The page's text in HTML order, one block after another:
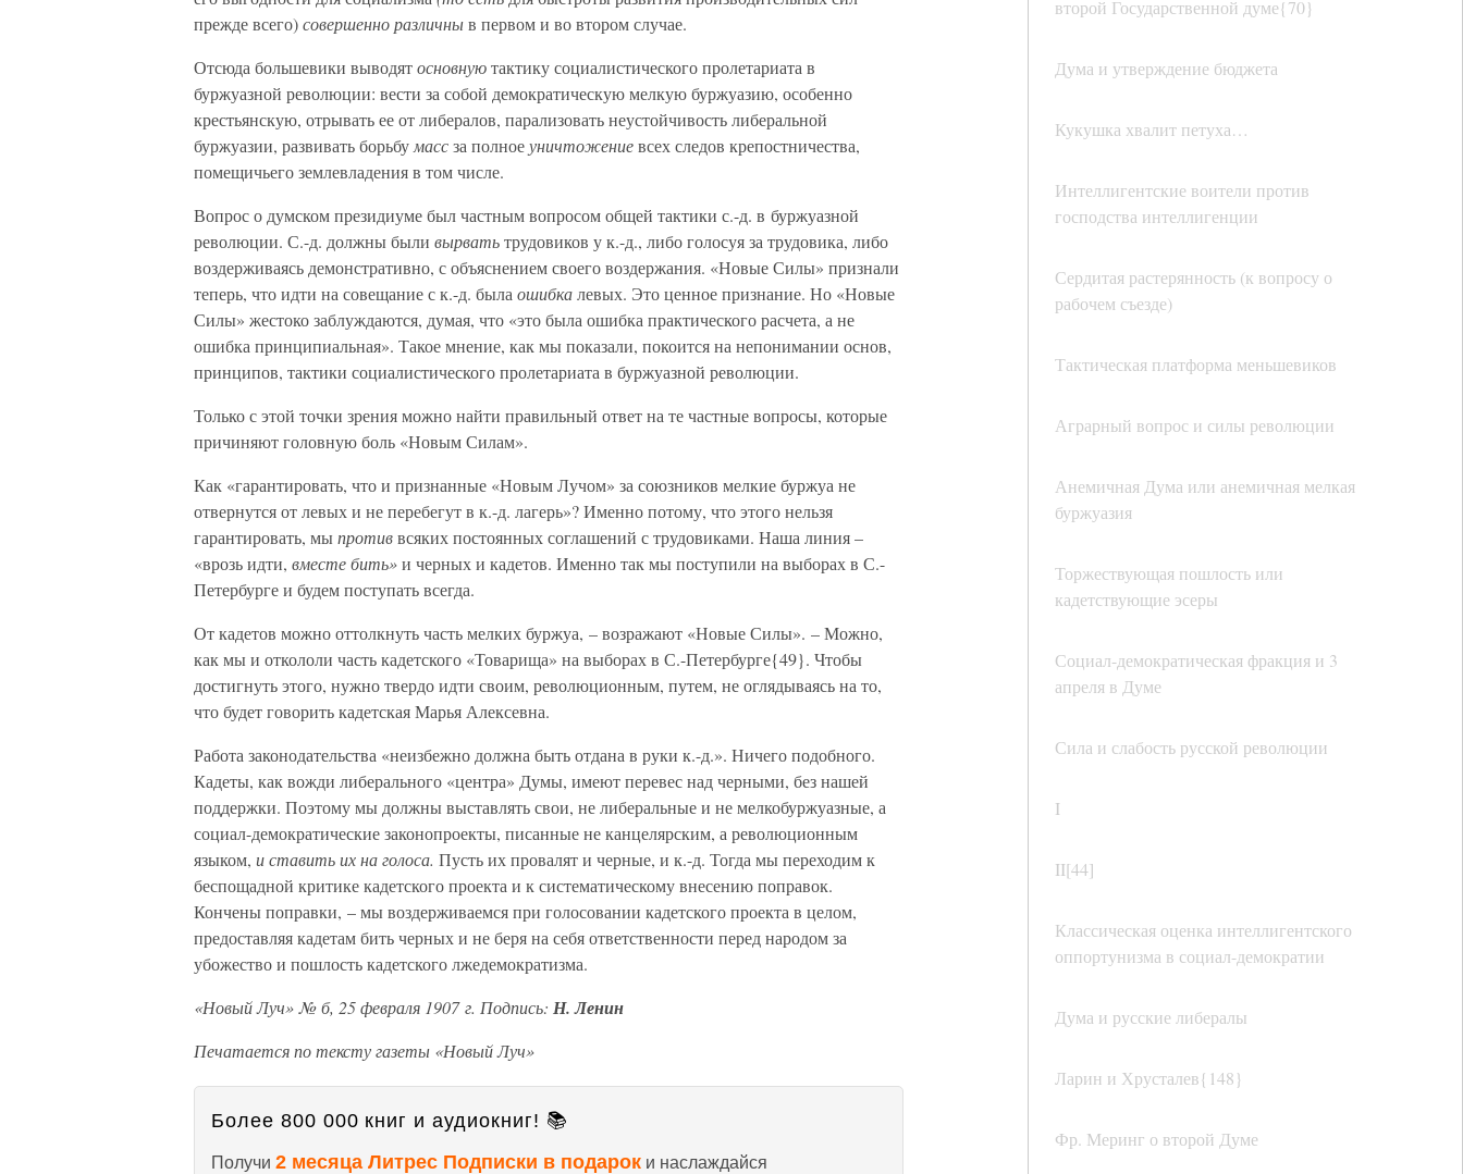
второй Государственной думе{70}
Дума и утверждение бюджета
Кукушка хвалит петуха…
Интеллигентские воители против
господства интеллигенции
Сердитая растерянность (к вопросу о
рабочем съезде)
Тактическая платформа меньшевиков
Аграрный вопрос и силы революции
Анемичная Дума или анемичная мелкая
буржуазия
Торжествующая пошлость или
кадетствующие эсеры
Социал-демократическая фракция и 3
апреля в Думе
Сила и слабость русской революции
I
II[44]
Классическая оценка интеллигентского
оппортунизма в социал-демократии
Дума и русские либералы
Ларин и Хрусталев{148}
Фр. Меринг о второй Думе
прежде всего)совершенно различныв первом и во втором случае.
Отсюда большевики выводятосновнуютактику социалистического пролетариата в
буржуазной революции: вести за собой демократическую мелкую буржуазию, особенно
крестьянскую, отрывать ее от либералов, парализовать неустойчивость либеральной
буржуазии, развивать борьбу массза полноеуничтожениевсех следов крепостничества,
помещичьего землевладения в том числе.
Вопрос о думском президиуме был частным вопросом общей тактики с.-д. в буржуазной
революции. С.-д. должны были вырватьтрудовиков у к.-д., либо голосуя за трудовика, либо
воздерживаясь демонстративно, с объяснением своего воздержания. «Новые Силы» признали
теперь, что идти на совещание с к.-д. была ошибкалевых. Это ценное признание. Но «Новые
Силы» жестоко заблуждаются, думая, что «это была ошибка практического расчета, а не
ошибка принципиальная». Такое мнение, как мы показали, покоится на непонимании основ,
принципов, тактики социалистического пролетариата в буржуазной революции.
Только с этой точки зрения можно найти правильный ответ на те частные вопросы, которые
причиняют головную боль «Новым Силам».
Как «гарантировать, что и признанные «Новым Лучом» за союзников мелкие буржуа не
отвернутся от левых и не перебегут в к.-д. лагерь»? Именно потому, что этого нельзя
гарантировать, мыпротиввсяких постоянных соглашений с трудовиками. Наша линия –
«врозь идти, вместе бить»и черных и кадетов. Именно так мы поступили на выборах в С.-
Петербурге и будем поступать всегда.
От кадетов можно оттолкнуть часть мелких буржуа, – возражают «Новые Силы». – Можно,
как мы и откололи часть кадетского «Товарища» на выборах в С.-Петербурге{49}. Чтобы
достигнуть этого, нужно твердо идти своим, революционным, путем, не оглядываясь на то,
что будет говорить кадетская Марья Алексевна.
Работа законодательства «неизбежно должна быть отдана в руки к.-д.». Ничего подобного.
Кадеты, как вожди либерального «центра» Думы, имеют перевес над черными, без нашей
поддержки. Поэтому мы должны выставлять свои, не либеральные и не мелкобуржуазные, а
социал-демократические законопроекты, писанные не канцелярским, а революционным
языком, и ставить их на голоса. Пусть их провалят и черные, и к.-д. Тогда мы переходим к
беспощадной критике кадетского проекта и к систематическому внесению поправок.
Кончены поправки, – мы воздерживаемся при голосовании кадетского проекта в целом,
предоставляя кадетам бить черных и не беря на себя ответственности перед народом за
убожество и пошлость кадетского лжедемократизма.
«Новый Луч» № б, 25 февраля 1907 г. Подпись: Н. Ленин
Печатается по тексту газеты «Новый Луч»
Более 800 000 книг и аудиокниг! 📚
Получи 2 месяца Литрес Подписки в подарок и наслаждайся